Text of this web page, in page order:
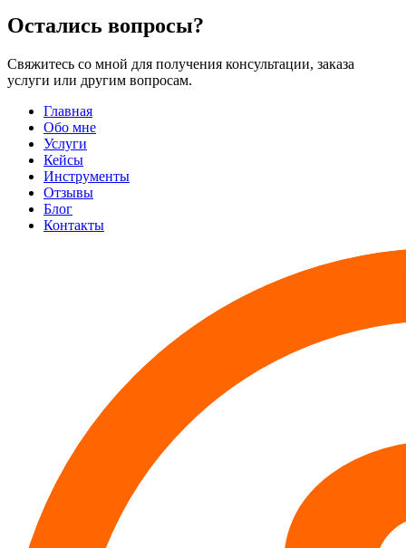
Остались вопросы?
Свяжитесь со мной для получения консультации, заказа
услуги или другим вопросам.
Главная
Обо мне
Услуги
Кейсы
Инструменты
Отзывы
Блог
Контакты